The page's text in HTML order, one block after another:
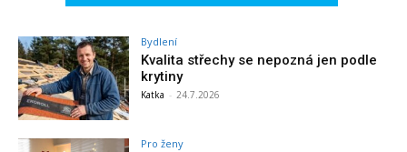
Bydlení
Kvalita střechy se nepozná jen podle
krytiny
Katka - 24.7.2026
Pro ženy